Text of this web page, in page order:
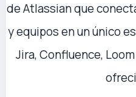
de Atlassian que
y equipos en un único
Jira, Confluence,